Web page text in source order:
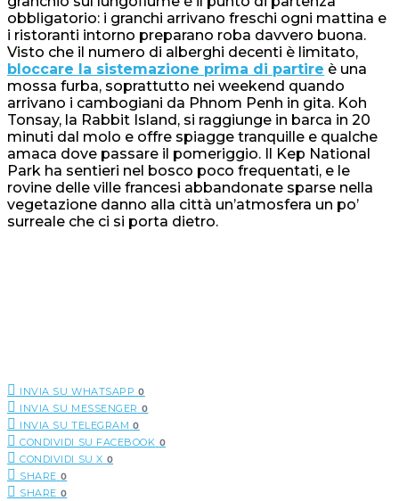
obbligatorio: i granchi arrivano freschi ogni mattina e
i ristoranti intorno preparano roba davvero buona.
Visto che il numero di alberghi decenti è limitato,
bloccare la sistemazione prima di partire è una
mossa furba, soprattutto nei weekend quando
arrivano i cambogiani da Phnom Penh in gita. Koh
Tonsay, la Rabbit Island, si raggiunge in barca in 20
minuti dal molo e offre spiagge tranquille e qualche
amaca dove passare il pomeriggio. Il Kep National
Park ha sentieri nel bosco poco frequentati, e le
rovine delle ville francesi abbandonate sparse nella
vegetazione danno alla città un’atmosfera un po’
surreale che ci si porta dietro.
INVIA SU WHATSAPP 0
INVIA SU MESSENGER 0
INVIA SU TELEGRAM 0
CONDIVIDI SU FACEBOOK 0
CONDIVIDI SU X 0
SHARE 0
SHARE 0